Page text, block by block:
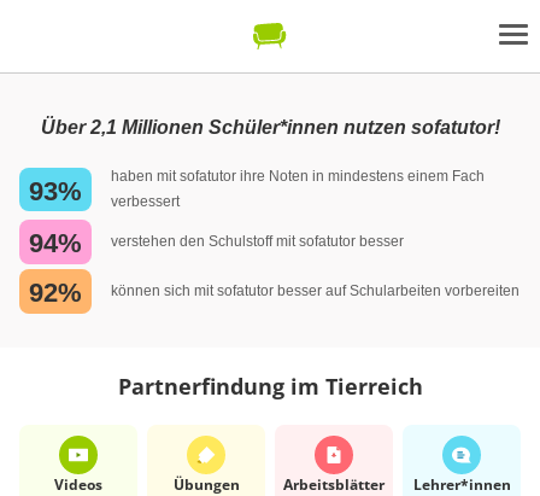
Über 2,1 Millionen Schüler*innen nutzen sofatutor!
93%
haben mit sofatutor ihre Noten in mindestens einem Fach
verbessert
94% verstehen den Schulstoff mit sofatutor besser
92% können sich mit sofatutor besser auf Schularbeiten vorbereiten
Partnerfindung im Tierreich
Videos Übungen Arbeits­blätter Lehrer*​innen